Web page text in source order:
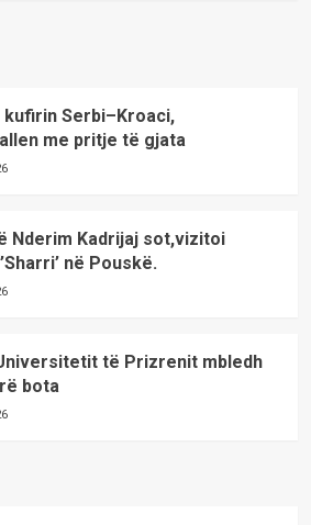
Serbi–Kroaci,
me pritje të gjata
Nderim Kadrijaj sot,vizitoi
në Pouskë.
të Prizrenit mbledh
bota